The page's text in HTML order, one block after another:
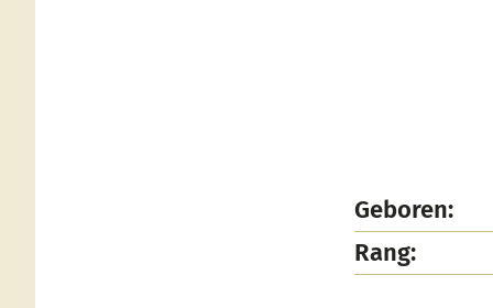
Geboren:
Rang: